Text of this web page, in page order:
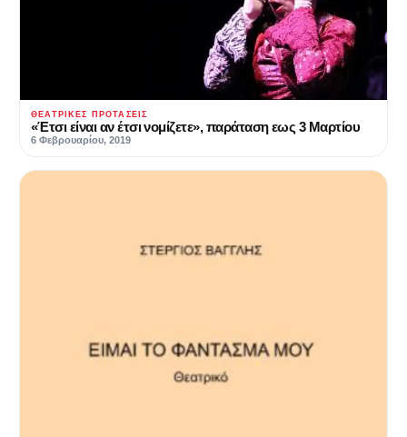
ΘΕΑΤΡΙΚΈΣ ΠΡΟΤΆΣΕΙΣ
«Έτσι είναι αν έτσι νομίζετε», παράταση εως 3 Μαρτίου
6 Φεβρουαρίου, 2019